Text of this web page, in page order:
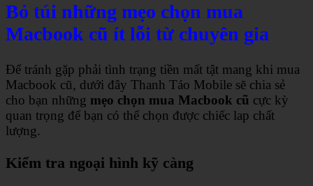
Bỏ túi những mẹo chọn mua
Macbook cũ ít lỗi từ chuyên gia
Để tránh gặp phải tình trạng tiền mất tật mang khi mua
Macbook cũ, dưới đây Thanh Táo Mobile sẽ chia sẻ
cho bạn những mẹo chọn mua Macbook cũ cực kỳ
quan trọng để bạn có thể chọn được chiếc lap chất
lượng.
Kiểm tra ngoại hình kỹ càng